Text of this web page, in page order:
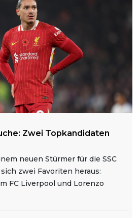
Zwei Topkandidaten
neuen Stürmer für die SSC
zwei Favoriten heraus:
FC Liverpool und Lorenzo